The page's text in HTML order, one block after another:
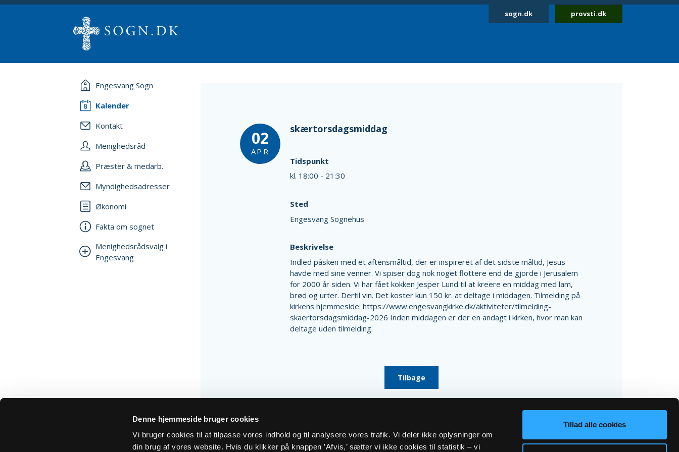
Denne hjemmeside bruger cookies
Vi bruger cookies til at tilpasse vores indhold og til analysere vores trafik. Vi deler ikke oplysninger om
din brug af vores website. Hvis du klikker på knappen ’Afvis,’ sætter vi ikke cookies til statistik – vi
Tillad alle cookies
sogn.dk provsti.dk
Engesvang Sogn
Kalender
Kontakt
Menighedsråd
Præster & medarb.
Myndighedsadresser
Økonomi
Fakta om sognet
Menighedsrådsvalg i
Engesvang
02
APR
skærtorsdagsmiddag
Tidspunkt
kl. 18:00 - 21:30
Sted
Engesvang Sognehus
Beskrivelse
Indled påsken med et aftensmåltid, der er inspireret af det sidste måltid, Jesus
havde med sine venner. Vi spiser dog nok noget flottere end de gjorde i Jerusalem
for 2000 år siden. Vi har fået kokken Jesper Lund til at kreere en middag med lam,
brød og urter. Dertil vin. Det koster kun 150 kr. at deltage i middagen. Tilmelding på
kirkens hjemmeside: https://www.engesvangkirke.dk/aktiviteter/tilmelding-
skaertorsdagsmiddag-2026 Inden middagen er der en andagt i kirken, hvor man kan
deltage uden tilmelding.
Tilbage